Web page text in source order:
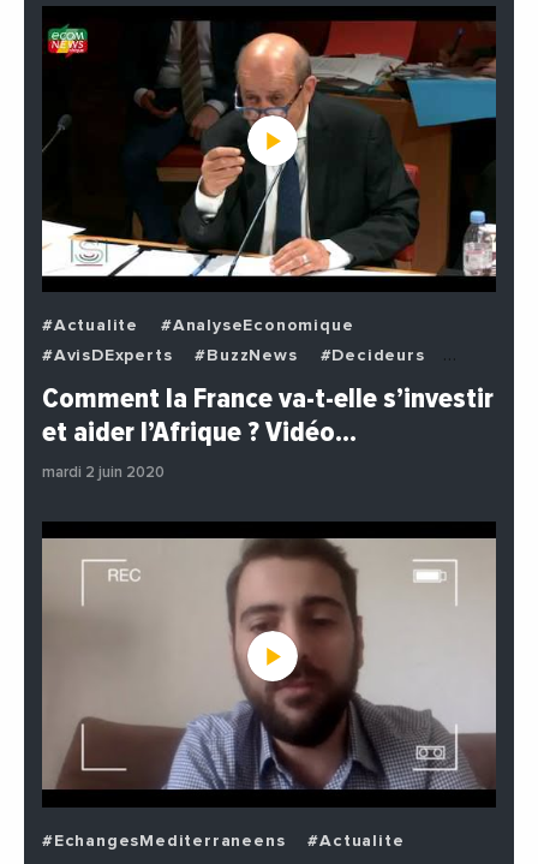
#Actualite
#AnalyseEconomique
#AvisDExperts
#BuzzNews
#Decideurs
#EchangesMediterraneens
#Economie
#Politique
Comment la France va-t-elle s’investir
et aider l’Afrique ? Vidéo…
mardi 2 juin 2020
#EchangesMediterraneens
#Actualite